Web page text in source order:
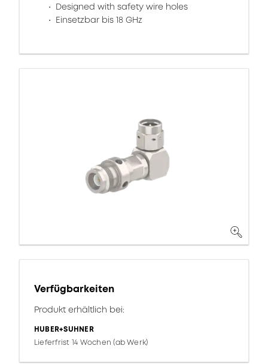
Designed with safety wire holes
Einsetzbar bis 18 GHz
Verfügbarkeiten
Produkt erhältlich bei:
HUBER+SUHNER
Lieferfrist 14 Wochen (ab Werk)